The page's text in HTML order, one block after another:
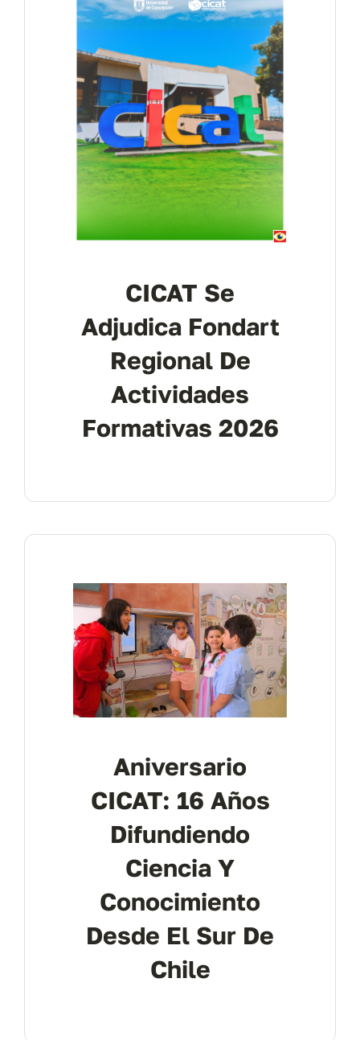
CICAT Se
Adjudica Fondart
Regional De
Actividades
Formativas 2026
Aniversario
CICAT: 16 Años
Difundiendo
Ciencia Y
Conocimiento
Desde El Sur De
Chile